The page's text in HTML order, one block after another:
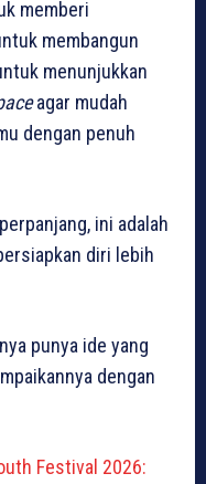
memberi
membangun
menunjukkan
agar mudah
dengan penuh
ini adalah
diri lebih
punya ide yang
dengan
Festival 2026: